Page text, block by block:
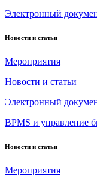
Электронный
Новости и статьи
Мероприятия
Новости и статьи
Электронный
BPMS и управление
Новости и статьи
Мероприятия